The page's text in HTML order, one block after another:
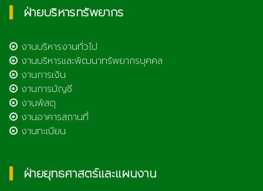
ฝ่ายบริหารทรัพยากร
งานบริหารงานทั่วไป
งานบริหารและพัฒนาทรัพยากรบุคคล
งานการเงิน
งานการบัญชี
งานพัสดุ
งานอาคารสถานที่
งานทะเบียน
ฝ่ายยุทธศาสตร์และแผนงาน